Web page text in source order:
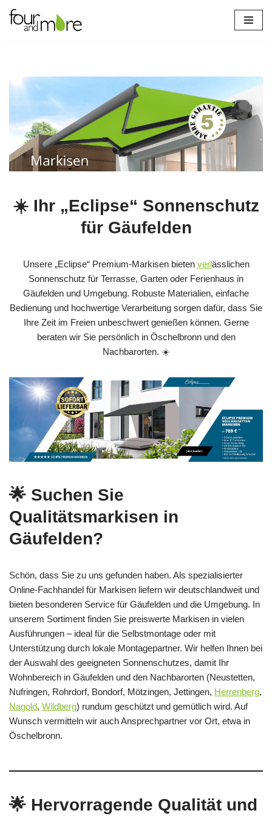
Zum
☀️ Ihr „Eclipse“ Sonnenschutz
für Gäufelden
Unsere „Eclipse“ Premium-Markisen bieten verlässlichen
Sonnenschutz für Terrasse, Garten oder Ferienhaus in
Gäufelden und Umgebung. Robuste Materialien, einfache
Bedienung und hochwertige Verarbeitung sorgen dafür, dass Sie
Ihre Zeit im Freien unbeschwert genießen können. Gerne
beraten wir Sie persönlich in Öschelbronn und den
Nachbarorten. ☀️
🌟 Suchen Sie
Qualitätsmarkisen in
Gäufelden?
Schön, dass Sie zu uns gefunden haben. Als spezialisierter
Online-Fachhandel für Markisen liefern wir deutschlandweit und
bieten besonderen Service für Gäufelden und die Umgebung. In
unserem Sortiment finden Sie preiswerte Markisen in vielen
Ausführungen – ideal für die Selbstmontage oder mit
Unterstützung durch lokale Montagepartner. Wir helfen Ihnen bei
der Auswahl des geeigneten Sonnenschutzes, damit Ihr
Wohnbereich in Gäufelden und den Nachbarorten (Neustetten,
Nufringen, Rohrdorf, Bondorf, Mötzingen, Jettingen, Herrenberg,
Nagold, Wildberg) rundum geschützt und gemütlich wird. Auf
Wunsch vermitteln wir auch Ansprechpartner vor Ort, etwa in
Öschelbronn.
🌟 Hervorragende Qualität und